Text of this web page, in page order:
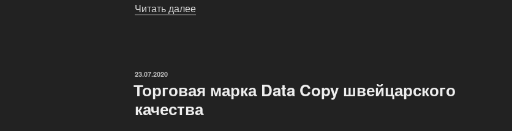
Читать далее
печати
высокого
ОПУБЛИКОВАНО
23.07.2020
Торговая марка Data Copy швейцарского
качества